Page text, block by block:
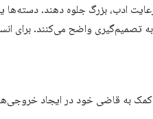
ادب، بزرگ جلوه دهند. دسته‌ها
به تصمیم‌گیری واضح می‌کنند. برای
کمک به قاضی خود در ایجاد